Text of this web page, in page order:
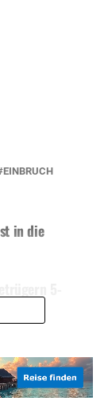
EINBRUCH
in die